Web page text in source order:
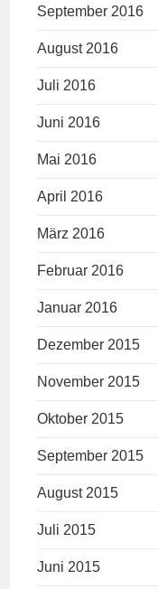
September 2016
August 2016
Juli 2016
Juni 2016
Mai 2016
April 2016
März 2016
Februar 2016
Januar 2016
Dezember 2015
November 2015
Oktober 2015
September 2015
August 2015
Juli 2015
Juni 2015